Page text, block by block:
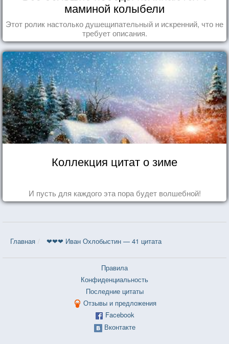
маминой колыбели
Этот ролик настолько душещипательный и искренний, что не
требует описания.
Коллекция цитат о зиме
И пусть для каждого эта пора будет волшебной!
Главная ❤❤❤ Иван Охлобыстин — 41 цитата
Правила
Конфиденциальность
Последние цитаты
Отзывы и предложения
Facebook
Вконтакте